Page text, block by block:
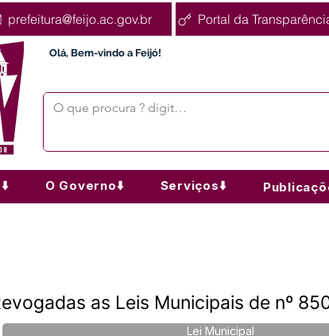
prefeitura@feijo.ac.gov.br Portal da
Olá, Bem-vindo a Feijó!
O Governo⬇️ Serviços⬇️
as Leis Municipais de nº
Lei Municipal